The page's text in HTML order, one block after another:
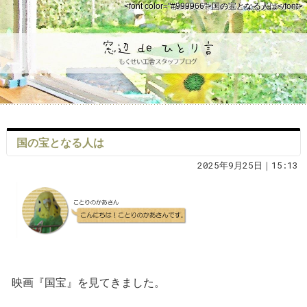
<font color="#999966">国の宝となる人は</font>
国の宝となる人は
2025年9月25日｜15:13
映画『国宝』を見てきました。